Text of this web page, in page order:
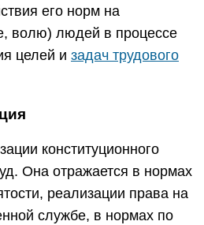
его норм на
волю) людей в процессе
целей и задач трудового
конституционного
Она отражается в нормах
реализации права на
службе, в нормах по